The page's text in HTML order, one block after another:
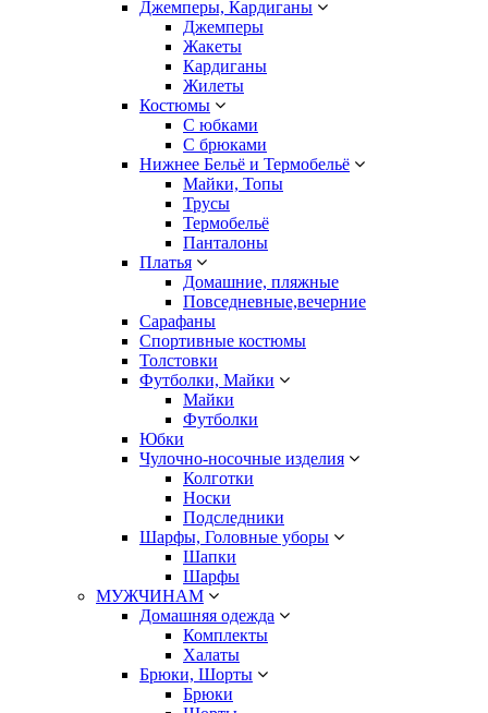
Джемперы, Кардиганы
Джемперы
Жакеты
Кардиганы
Жилеты
Костюмы
С юбками
С брюками
Нижнее Бельё и Термобельё
Майки, Топы
Трусы
Термобельё
Панталоны
Платья
Домашние, пляжные
Повседневные,вечерние
Сарафаны
Спортивные костюмы
Толстовки
Футболки, Майки
Майки
Футболки
Юбки
Чулочно-носочные изделия
Колготки
Носки
Подследники
Шарфы, Головные уборы
Шапки
Шарфы
МУЖЧИНАМ
Домашняя одежда
Комплекты
Халаты
Брюки, Шорты
Брюки